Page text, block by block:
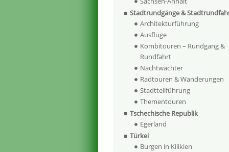
Stadtrundgänge &
Architekturführung
Ausflüge
Kombitouren – Rundgang &
Rundfahrt
Nachtwächter
Radtouren & Wanderungen
Stadtteilführung
Thementouren
Tschechische Republik
Egerland
Türkei
Burgen in Kilikien